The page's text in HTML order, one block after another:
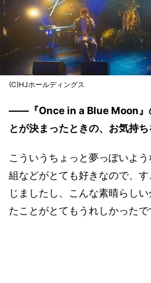
(C)HJホールディングス
――『Once in a Blue Moon』
とが決まったときの、お気持ち
こういうちょっと夢っぽいよ
組などがとても好きなので、
じましたし、こんな素晴らし
たことがとてもうれしかったで